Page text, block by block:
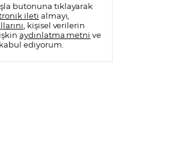
Hathaway
butonuna tıklayarak
ileti almayı,
, kişisel verilerin
aydınlatma metni ve
ediyorum.